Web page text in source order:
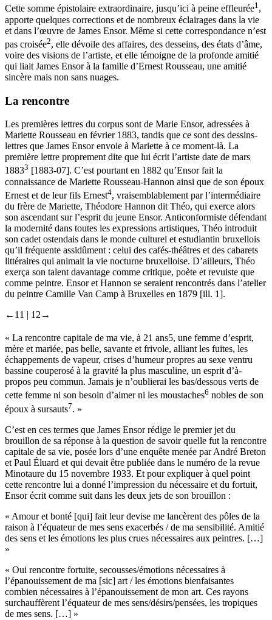
Cette somme épistolaire extraordinaire, jusqu’ici à peine effleurée1,
apporte quelques corrections et de nombreux éclairages dans la vie
et dans l’œuvre de James Ensor. Même si cette correspondance n’est
pas croisée2, elle dévoile des affaires, des desseins, des états d’âme,
voire des visions de l’artiste, et elle témoigne de la profonde amitié
qui liait James Ensor à la famille d’Ernest Rousseau, une amitié
sincère mais non sans nuages.
La rencontre
Les premières lettres du corpus sont de Marie Ensor, adressées à
Mariette Rousseau en février 1883, tandis que ce sont des dessins-
lettres que James Ensor envoie à Mariette à ce moment-là. La
première lettre proprement dite que lui écrit l’artiste date de mars
18833 [1883-07]. C’est pourtant en 1882 qu’Ensor fait la
connaissance de Mariette Rousseau-Hannon ainsi que de son époux
Ernest et de leur fils Ernest4, vraisemblablement par l’intermédiaire
du frère de Mariette, Théodore Hannon dit Théo, qui exerce alors
son ascendant sur l’esprit du jeune Ensor. Anticonformiste défendant
la modernité dans toutes les expressions artistiques, Théo introduit
son cadet ostendais dans le monde culturel et estudiantin bruxellois
qu’il fréquente assidûment : celui des cafés-théâtres et des cabarets
littéraires qui animait la vie nocturne bruxelloise. D’ailleurs, Théo
exerça son talent davantage comme critique, poète et revuiste que
comme peintre. Ensor et Hannon se seraient rencontrés dans l’atelier
du peintre Camille Van Camp à Bruxelles en 1879 [ill. 1].
←11 | 12→
« La rencontre capitale de ma vie, à 21 ans5, une femme d’esprit,
mère et mariée, pas belle, savante et frivole, alliant les fuites, les
échappements de vapeur, crises d’humeur propres au sexe ventru
bassine couperosé à la gravité la plus masculine, un esprit d’à-
propos peu commun. Jamais je n’oublierai les bas/dessous verts de
cette femme ni son besoin d’aimer ni les moustaches6 nobles de son
époux à sursauts7. »
C’est en ces termes que James Ensor rédige le premier jet du
brouillon de sa réponse à la question de savoir quelle fut la rencontre
capitale de sa vie, posée lors d’une enquête menée par André Breton
et Paul Éluard et qui devait être publiée dans le numéro de la revue
Minotaure du 15 novembre 1933. Et pour expliquer à quel point
cette rencontre lui a donné l’impression du nécessaire et du fortuit,
Ensor écrit comme suit dans les deux jets de son brouillon :
« Amour et bonté [qui] fait leur devise me lancèrent des pôles de la
raison à l’équateur de mes sens exacerbés / de ma sensibilité. Amitié
des sens et les émotions les plus crues nécessaires aux peintres. […]
»
« Oui rencontre fortuite, secousses/émotions nécessaires à
l’épanouissement de ma [sic] art / les émotions bienfaisantes
combien nécessaires à l’épanouissement de mon art. Ces rayons
surchauffèrent l’équateur de mes sens/désirs/pensées, les tropiques
de mes sens. […] »